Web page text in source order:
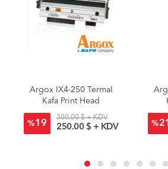
Argox IX4-250 Termal
Kafa Print Head
%19
300.00 $ + KDV
250.00 $ + KDV %21